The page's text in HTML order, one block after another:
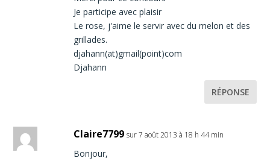
Je participe avec plaisir
Le rose, j'aime le servir avec du melon et des
grillades.
djahann(at)gmail(point)com
Djahann
RÉPONSE
Claire7799 sur 7 août 2013 à 18 h 44 min
Bonjour,